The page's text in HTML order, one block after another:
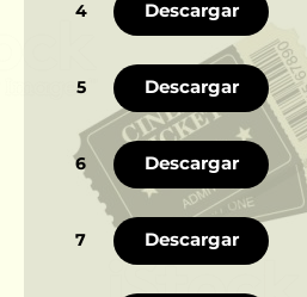
4 Descargar
5 Descargar
6 Descargar
7 Descargar